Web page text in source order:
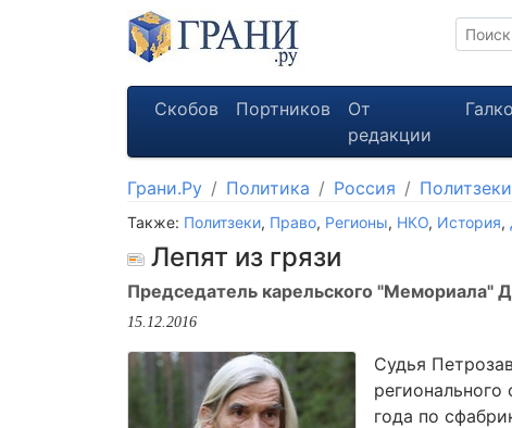
Скобов Портников
От
редакции
Галко
Грани.Ру Политика Россия Политзеки
Также: Политзеки, Право, Регионы, НКО, История,
Лепят из грязи
Председатель карельского "Мемориала"
15.12.2016
Судья
года по